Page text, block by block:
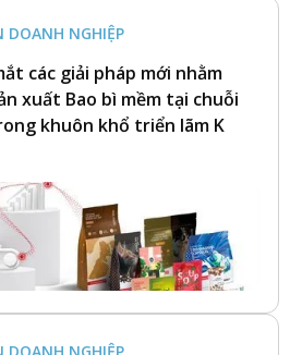
DOANH NGHIỆP
các giải pháp mới nhằm
xuất Bao bì mềm tại chuỗi
khuôn khổ triển lãm K